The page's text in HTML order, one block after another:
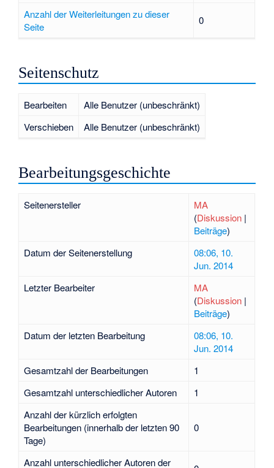
Anzahl der Weiterleitungen zu dieser
Seite
0
Seitenschutz
Bearbeiten
Alle Benutzer (unbeschränkt)
Verschieben
Alle Benutzer (unbeschränkt)
Bearbeitungsgeschichte
Seitenersteller
MA
(Diskussion|
Beiträge)
Datum der Seitenerstellung
08:06, 10.
Jun. 2014
Letzter Bearbeiter
MA
(Diskussion|
Beiträge)
Datum der letzten Bearbeitung
08:06, 10.
Jun. 2014
Gesamtzahl der Bearbeitungen
1
Gesamtzahl unterschiedlicher Autoren
1
Anzahl der kürzlich erfolgten
Bearbeitungen (innerhalb der letzten 90
Tage)
0
Anzahl unterschiedlicher Autoren der